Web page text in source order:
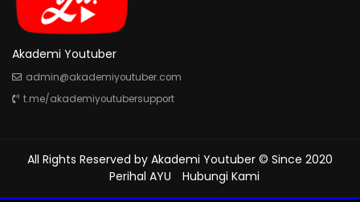
Akademi Youtuber
admin@akademiyoutuber.com
t.me/akademiyoutubersupport
All Rights Reserved by Akademi Youtuber © Since 2020
Perihal AYU
Hubungi Kami